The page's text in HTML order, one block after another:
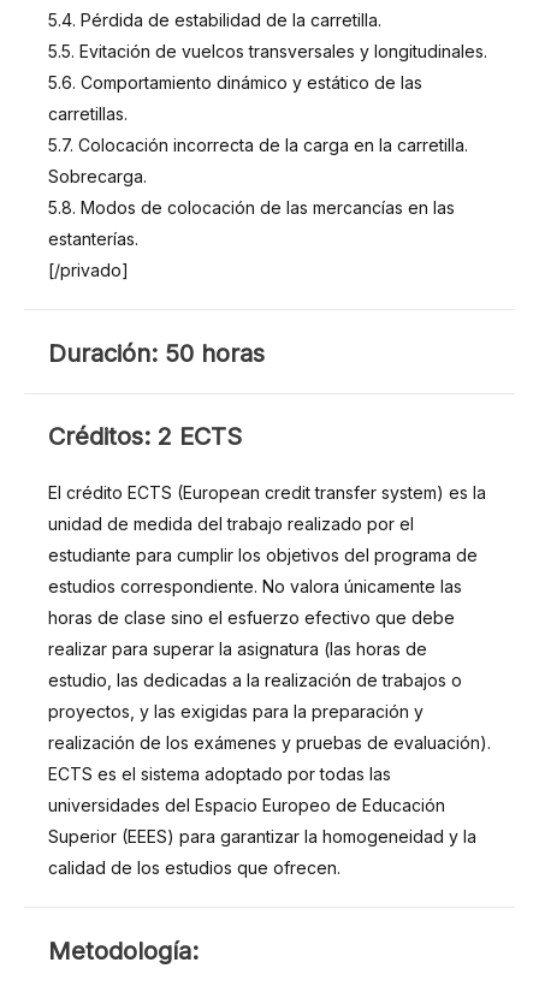
5.4. Pérdida de estabilidad de la carretilla.
5.5. Evitación de vuelcos transversales y longitudinales.
5.6. Comportamiento dinámico y estático de las
carretillas.
5.7. Colocación incorrecta de la carga en la carretilla.
Sobrecarga.
5.8. Modos de colocación de las mercancías en las
estanterías.
[/privado]
Duración: 50 horas
Créditos: 2 ECTS
El crédito ECTS (European credit transfer system) es la
unidad de medida del trabajo realizado por el
estudiante para cumplir los objetivos del programa de
estudios correspondiente. No valora únicamente las
horas de clase sino el esfuerzo efectivo que debe
realizar para superar la asignatura (las horas de
estudio, las dedicadas a la realización de trabajos o
proyectos, y las exigidas para la preparación y
realización de los exámenes y pruebas de evaluación).
ECTS es el sistema adoptado por todas las
universidades del Espacio Europeo de Educación
Superior (EEES) para garantizar la homogeneidad y la
calidad de los estudios que ofrecen.
Metodología: